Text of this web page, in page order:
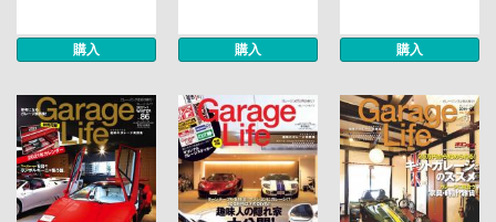
購入 購入 購入